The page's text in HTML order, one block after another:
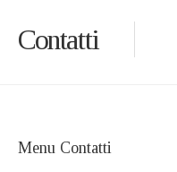
Contatti
Menu Contatti